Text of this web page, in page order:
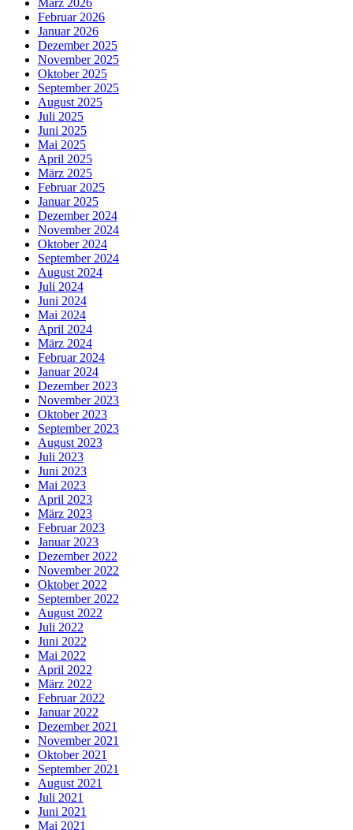
Februar 2026
Januar 2026
Dezember 2025
November 2025
Oktober 2025
September 2025
August 2025
Juli 2025
Juni 2025
Mai 2025
April 2025
März 2025
Februar 2025
Januar 2025
Dezember 2024
November 2024
Oktober 2024
September 2024
August 2024
Juli 2024
Juni 2024
Mai 2024
April 2024
März 2024
Februar 2024
Januar 2024
Dezember 2023
November 2023
Oktober 2023
September 2023
August 2023
Juli 2023
Juni 2023
Mai 2023
April 2023
März 2023
Februar 2023
Januar 2023
Dezember 2022
November 2022
Oktober 2022
September 2022
August 2022
Juli 2022
Juni 2022
Mai 2022
April 2022
März 2022
Februar 2022
Januar 2022
Dezember 2021
November 2021
Oktober 2021
September 2021
August 2021
Juli 2021
Juni 2021
Mai 2021